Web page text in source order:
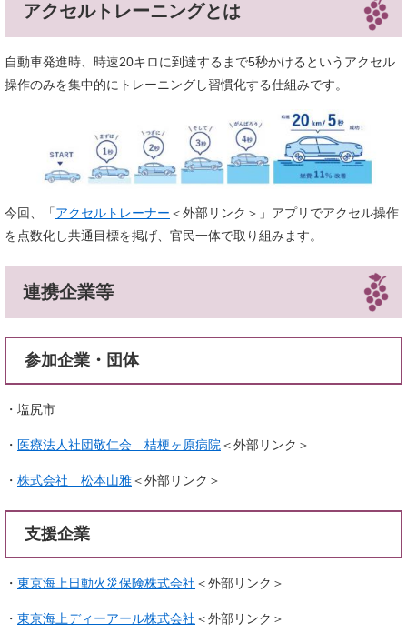
アクセルトレーニングとは
自動車発進時、時速20キロに到達するまで5秒かけるというアクセル
操作のみを集中的にトレーニングし習慣化する仕組みです。
今回、「アクセルトレーナー ＜外部リンク＞ 」アプリでアクセル操作
を点数化し共通目標を掲げ、官民一体で取り組みます。
連携企業等
参加企業・団体
・塩尻市
・ 医療法人社団敬仁会 桔梗ヶ原病院＜外部リンク＞
・ 株式会社 松本山雅＜外部リンク＞
支援企業
・ 東京海上日動火災保険株式会社 ＜外部リンク＞
・ 東京海上ディーアール株式会社 ＜外部リンク＞